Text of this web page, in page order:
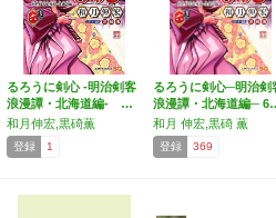
るろうに剣心 -明治剣客
浪漫譚・北海道編- …
和月伸宏,黒碕薫
登録 1
るろうに剣心─明治剣
浪漫譚・北海道編─
和月 伸宏,黒碕 薫
登録 369